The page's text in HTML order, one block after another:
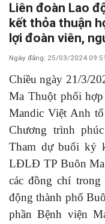
Liên đoàn Lao
kết thỏa thuận
lợi đoàn viên,
Ngày đăng: 25/03/2024 09:51
Chiều ngày 21/3/
Ma Thuột phối
Mandic Việt Anh
Chương trình
Tham dự buổi ký
LĐLĐ TP Buôn
các đồng chí
động thành phố
phần Bệnh viện